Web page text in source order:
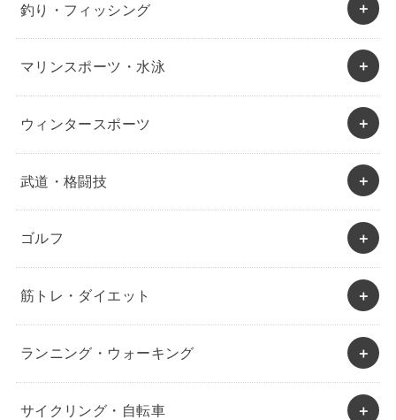
釣り・フィッシング
マリンスポーツ・水泳
ウィンタースポーツ
武道・格闘技
ゴルフ
筋トレ・ダイエット
ランニング・ウォーキング
サイクリング・自転車